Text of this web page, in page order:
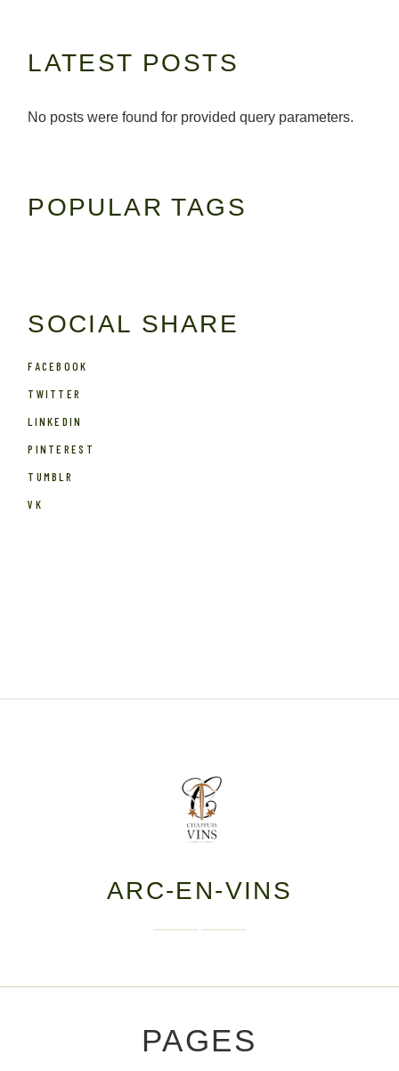
LATEST POSTS
No posts were found for provided query parameters.
POPULAR TAGS
SOCIAL SHARE
FACEBOOK
TWITTER
LINKEDIN
PINTEREST
TUMBLR
VK
ARC-EN-VINS
PAGES